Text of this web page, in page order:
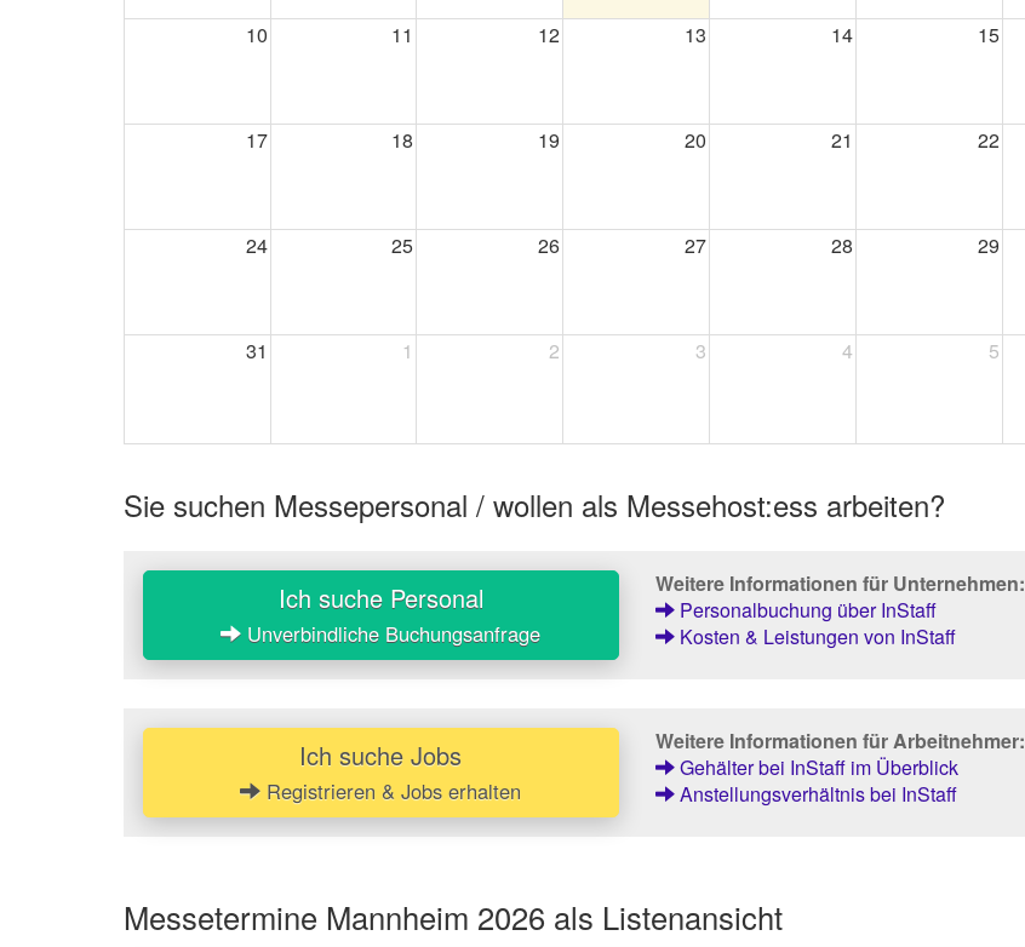
10 11 12 13 14 15
17 18 19 20 21 22
24 25 26 27 28 29
31 1 2 3 4 5
Sie suchen Messepersonal / wollen als Messehost:ess arbeiten?
Ich suche Personal
Unverbindliche Buchungsanfrage
Weitere Informationen für Unternehmen:
Personalbuchung über InStaff
Kosten & Leistungen von InStaff
Ich suche Jobs
Registrieren & Jobs erhalten
Weitere Informationen für Arbeitnehmer:
Gehälter bei InStaff im Überblick
Anstellungsverhältnis bei InStaff
Messetermine Mannheim 2026 als Listenansicht